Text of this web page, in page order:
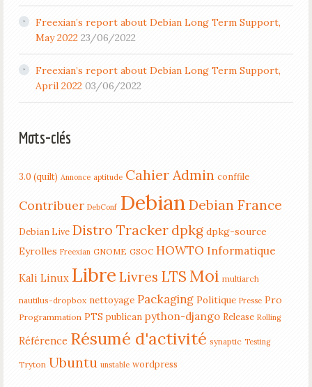
Freexian’s report about Debian Long Term Support,
May 2022 23/06/2022
Freexian’s report about Debian Long Term Support,
April 2022 03/06/2022
Mots-clés
3.0 (quilt) Annonce aptitude Cahier Admin conffile
Contribuer DebConf Debian Debian France
Debian Live Distro Tracker dpkg dpkg-source
Eyrolles Freexian GNOME GSOC HOWTO Informatique
Kali Linux Libre Livres LTS Moi multiarch
nautilus-dropbox nettoyage Packaging Politique Presse Pro
Programmation PTS publican python-django Release Rolling
Référence Résumé d'activité synaptic Testing
Tryton Ubuntu unstable wordpress